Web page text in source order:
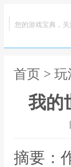
您的游戏宝典，关
首页 > 玩
我的
摘要：